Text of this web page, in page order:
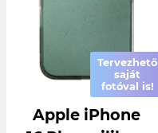
Tervezhető
saját
fotóval is!
Apple iPhone